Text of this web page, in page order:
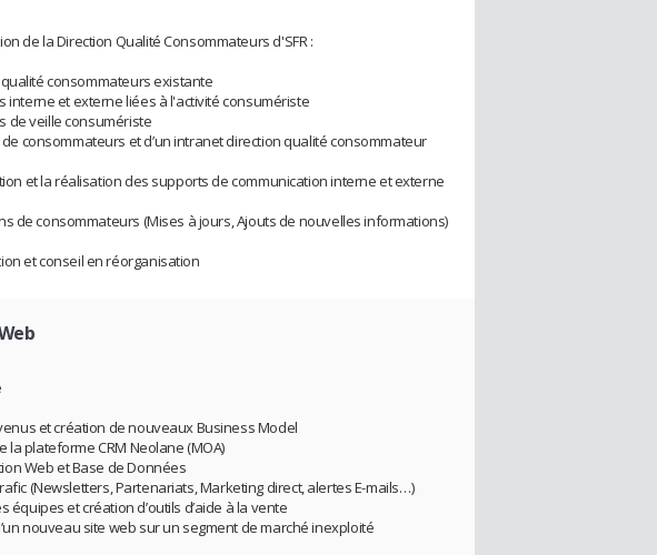
de la Direction Qualité Consommateurs d'SFR :
consommateurs existante
interne et externe liées à l'activité consumériste
de veille consumériste
consommateurs et d’un intranet direction qualité consommateur
et la réalisation des supports de communication interne et externe
de consommateurs (Mises à jours, Ajouts de nouvelles informations)
et conseil en réorganisation
et création de nouveaux Business Model
la plateforme CRM Neolane (MOA)
Web et Base de Données
(Newsletters, Partenariats, Marketing direct, alertes E-mails…)
et création d’outils d’aide à la vente
nouveau site web sur un segment de marché inexploité